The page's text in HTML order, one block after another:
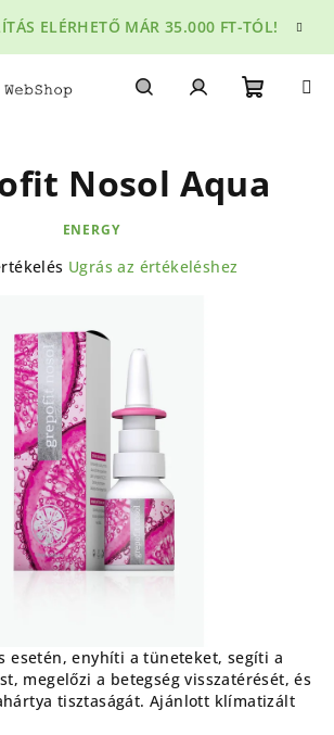
ELÉRHETŐ MÁR 35.000 FT-TÓL!
esetén, enyhíti a tüneteket, segíti a
megelőzi a betegség visszatérését, és
tisztaságát. Ajánlott klímatizált
Nosol Aqua
ENERGY
Ugrás az értékeléshez